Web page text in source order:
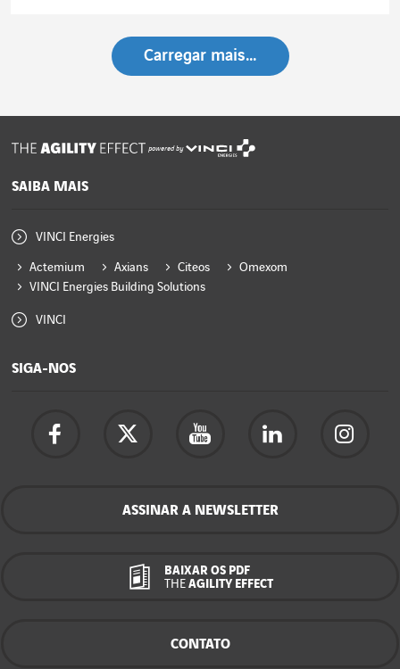
Carregar mais…
powered by
SAIBA MAIS
VINCI Energies
Actemium Axians Citeos
Omexom
VINCI Energies Building Solutions
VINCI
SIGA-NOS
ASSINAR A NEWSLETTER
BAIXAR OS PDF
THE AGILITY EFFECT
CONTATO